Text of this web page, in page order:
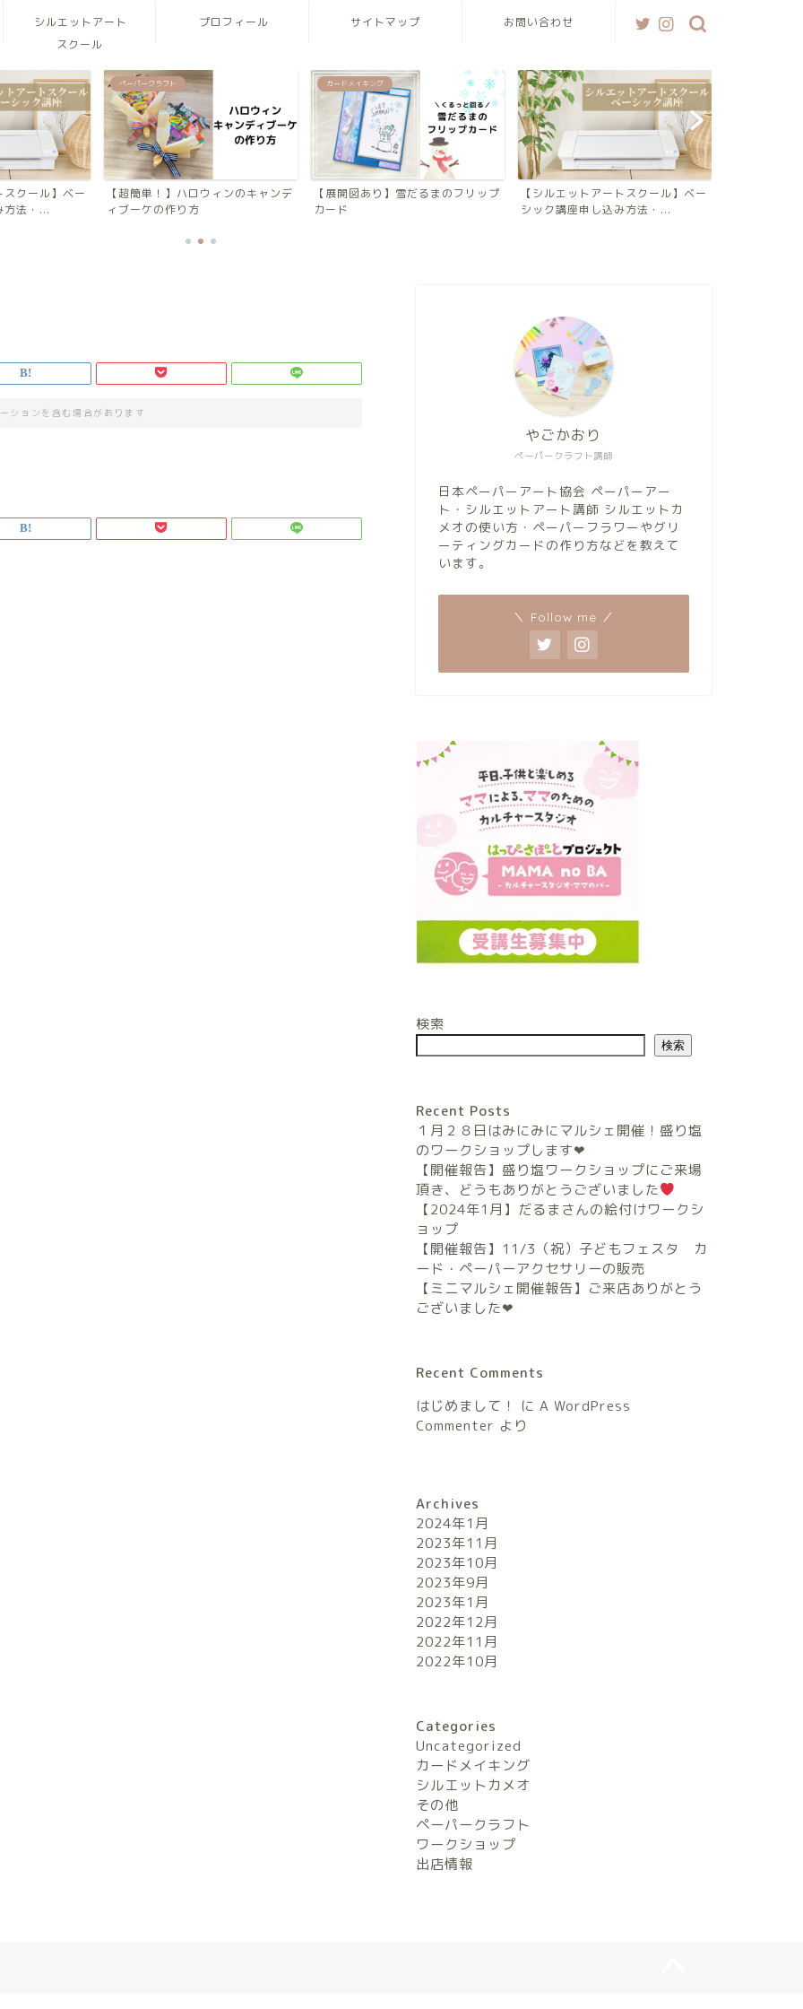
シルエットアート
スクール
プロフィール サイトマップ お問い合わせ
スクール】ベー
方法・...
ペーパークラフト
【超簡単！】ハロウィンのキャンデ
ィブーケの作り方
カードメイキング
【展開図あり】雪だるまのフリップ
カード
【シルエットアートスクール】ベー
シック講座申し込み方法・...
ションを含む場合があります
ペーパークラフト講師
やごかおり
日本ペーパーアート協会 ペーパーアー
ト・シルエットアート講師 シルエットカ
メオの使い方・ペーパーフラワーやグリ
ーティングカードの作り方などを教えて
います。
＼ Follow me ／
検索
検索
Recent Posts
１月２８日はみにみにマルシェ開催！盛り塩
のワークショップします❤︎
【開催報告】盛り塩ワークショップにご来場
頂き、どうもありがとうございました
【2024年1月】だるまさんの絵付けワークシ
ョップ
【開催報告】11/3（祝）子どもフェスタ カ
ード・ペーパーアクセサリーの販売
【ミニマルシェ開催報告】ご来店ありがとう
ございました❤︎
Recent Comments
はじめまして！
に A WordPress
Commenter より
Archives
2024年1月
2023年11月
2023年10月
2023年9月
2023年1月
2022年12月
2022年11月
2022年10月
Categories
Uncategorized
カードメイキング
シルエットカメオ
その他
ペーパークラフト
ワークショップ
出店情報